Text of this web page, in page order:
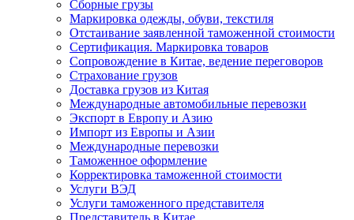
Сборные грузы
Маркировка одежды, обуви, текстиля
Отстаивание заявленной таможенной стоимости
Сертификация. Маркировка товаров
Сопровождение в Китае, ведение переговоров
Страхование грузов
Доставка грузов из Китая
Международные автомобильные перевозки
Экспорт в Европу и Азию
Импорт из Европы и Азии
Международные перевозки
Таможенное оформление
Корректировка таможенной стоимости
Услуги ВЭД
Услуги таможенного представителя
Представитель в Китае